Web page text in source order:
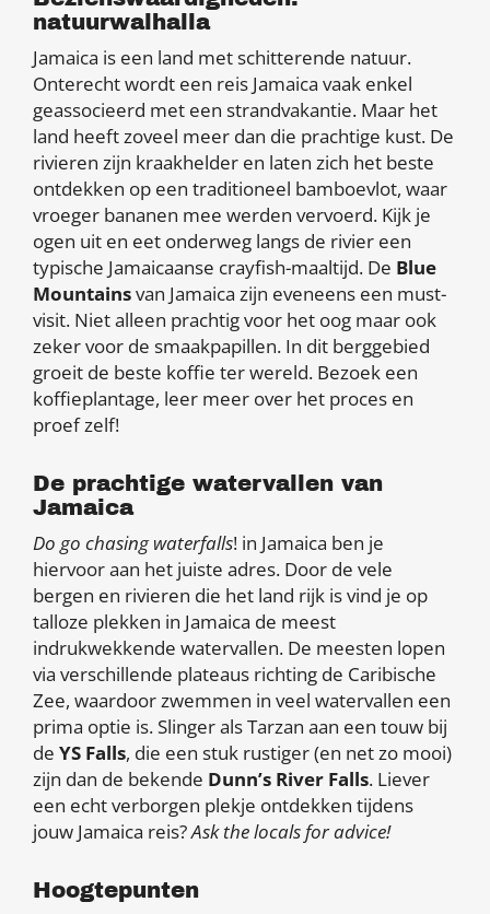
natuurwalhalla
Jamaica is een land met schitterende natuur.
Onterecht wordt een reis Jamaica vaak enkel
geassocieerd met een strandvakantie. Maar het
land heeft zoveel meer dan die prachtige kust. De
rivieren zijn kraakhelder en laten zich het beste
ontdekken op een traditioneel bamboevlot, waar
vroeger bananen mee werden vervoerd. Kijk je
ogen uit en eet onderweg langs de rivier een
typische Jamaicaanse crayfish-maaltijd. De Blue
Mountainsvan Jamaica zijn eveneens een must-
visit. Niet alleen prachtig voor het oog maar ook
zeker voor de smaakpapillen. In dit berggebied
groeit de beste koffie ter wereld. Bezoek een
koffieplantage, leer meer over het proces en
proef zelf!
De prachtige watervallen van
Jamaica
Do go chasing waterfalls! in Jamaica ben je
hiervoor aan het juiste adres. Door de vele
bergen en rivieren die het land rijk is vind je op
talloze plekken in Jamaica de meest
indrukwekkende watervallen. De meesten lopen
via verschillende plateaus richting de Caribische
Zee, waardoor zwemmen in veel watervallen een
prima optie is. Slinger als Tarzan aan een touw bij
de YS Falls, die een stuk rustiger (en net zo mooi)
zijn dan de bekende Dunn’s River Falls. Liever
een echt verborgen plekje ontdekken tijdens
jouw Jamaica reis?Ask the locals for advice!
Hoogtepunten